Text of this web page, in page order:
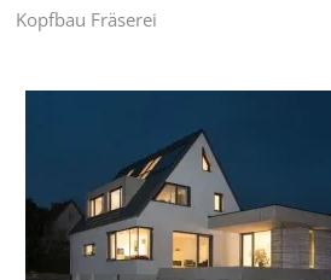
Kopfbau Fräserei